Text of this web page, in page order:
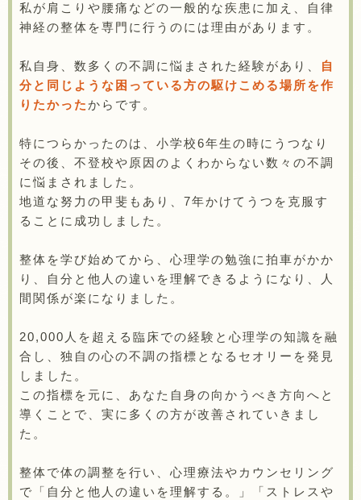
私が肩こりや腰痛などの一般的な疾患に加え、自律
神経の整体を専門に行うのには理由があります。
私自身、数多くの不調に悩まされた経験があり、
自
分と同じような困っている方の駆けこめる場所を作
りたかったからです。
特につらかったのは、小学校6年生の時にうつなり
その後、不登校や原因のよくわからない数々の不調
に悩まされました。
地道な努力の甲斐もあり、7年かけてうつを克服す
ることに成功しました。
整体を学び始めてから、心理学の勉強に拍車がかか
り、自分と他人の違いを理解できるようになり、人
間関係が楽になりました。
20,000人を超える臨床での経験と心理学の知識を融
合し、独自の心の不調の指標となるセオリーを発見
しました。
この指標を元に、あなた自身の向かうべき方向へと
導くことで、実に多くの方が改善されていきまし
た。
整体で体の調整を行い、心理療法やカウンセリング
で「自分と他人の違いを理解する。」「ストレスや